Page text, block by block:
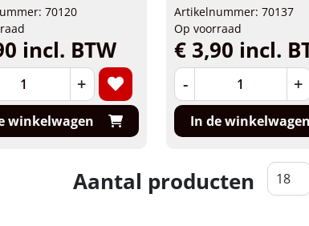
70120
incl. BTW
+
winkelwagen
Artikelnummer: 70137
Op voorraad
€ 3,90 incl.
- +
In de winkelwagen
Aantal producten